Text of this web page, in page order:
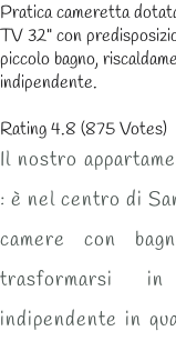
Pratica cameretta
TV 32" con
piccolo bagno,
indipendente.
Rating4.8 (875Votes)
Il nostro
: è nel centro di
camere con
trasformarsi
indipendente in